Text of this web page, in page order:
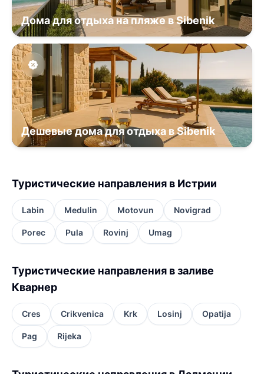
Дома для отдыха на пляже в Sibenik
Дешевые дома для отдыха в Sibenik
Туристические направления в Истрии
Labin Medulin Motovun Novigrad
Porec Pula Rovinj Umag
Туристические направления в заливе
Кварнер
Cres Crikvenica Krk Losinj Opatija
Pag Rijeka